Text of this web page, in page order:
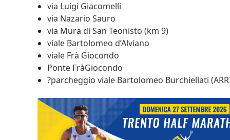
via Luigi Giacomelli
via Nazario Sauro
via Mura di San Teonisto (km 9)
viale Bartolomeo d’Alviano
viale Frà Giocondo
Ponte FràGiocondo
?parcheggio viale Bartolomeo Burchiellati